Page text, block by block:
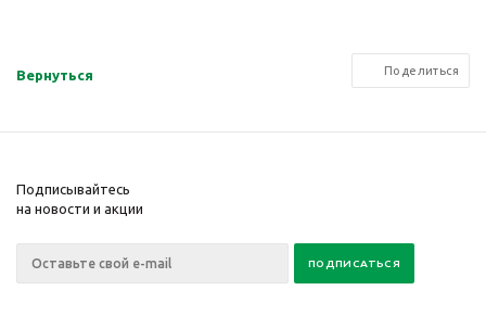
Вернуться Поделиться
Подписывайтесь
на новости и акции